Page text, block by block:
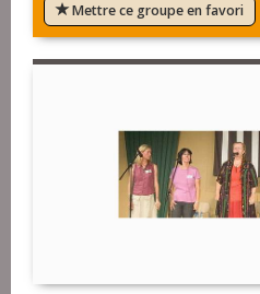
Mettre ce groupe en favori